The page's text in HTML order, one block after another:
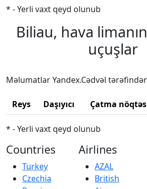
* - Yerli vaxt qeyd olunub
Biliau, hava
uçuşlar
Məlumatlar Yandex.Cədvəl
Reys Daşıyıcı Çatma
* - Yerli vaxt qeyd olunub
Countries
Turkey
Czechia
Airlines
AZAL
British